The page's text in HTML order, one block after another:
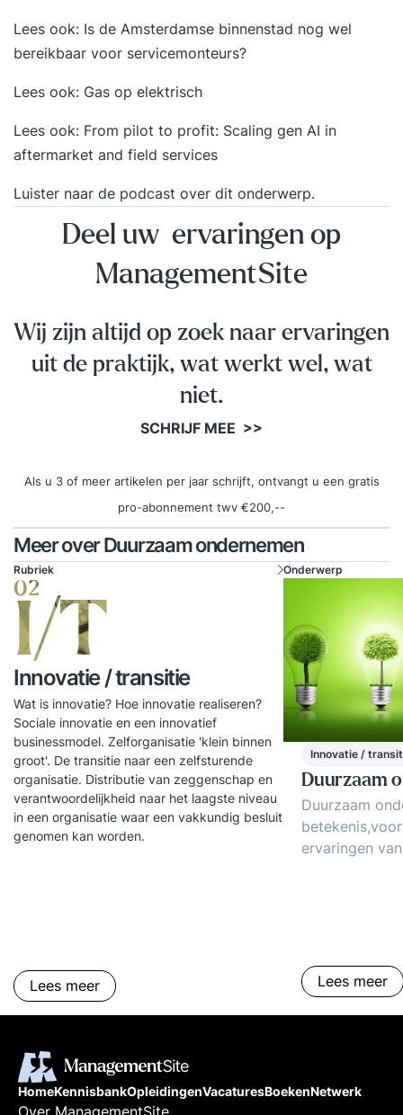
Lees ook: Is de Amsterdamse binnenstad nog wel
bereikbaar voor servicemonteurs?
Lees ook: Gas op elektrisch
Lees ook: From pilot to profit: Scaling gen AI in
aftermarket and field services
Luister naar de podcast over dit onderwerp.
Deel uw ervaringen op
ManagementSite
Wij zijn altijd op zoek naar ervaringen
uit de praktijk, wat werkt wel, wat
niet.
SCHRIJF MEE >>
Als u 3 of meer artikelen per jaar schrijft, ontvangt u een gratis
pro-abonnement twv €200,--
Meer over Duurzaam ondernemen
Rubriek
02
I/T
Innovatie / transitie
Wat is innovatie? Hoe innovatie realiseren?
Sociale innovatie en een innovatief
businessmodel. Zelforganisatie 'klein binnen
groot'. De transitie naar een zelfsturende
organisatie. Distributie van zeggenschap en
verantwoordelijkheid naar het laagste niveau
in een organisatie waar een vakkundig besluit
genomen kan worden.
Lees meer
Onderwerp
Innovatie /
Duurzaam
Duurzaam
ervaringen
Ondernemen.
Lees meer
HomeKennisbankOpleidingenVacaturesBoekenNetwerk
Over ManagementSite